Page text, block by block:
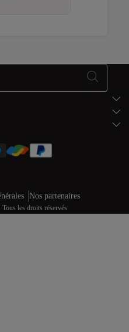
Bas de page
Nos partenaires
les droits réservés